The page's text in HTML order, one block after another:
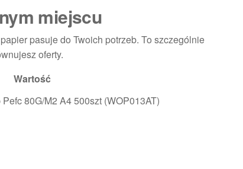
miejscu
pasuje do Twoich potrzeb. To szczególnie
oferty.
Wartość
80G/M2 A4 500szt (WOP013AT)